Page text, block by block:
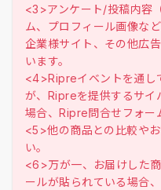
<3>アンケート/投稿内容
ム、プロフィール画像な
企業様サイト、その他広
います。
<4>Ripreイベントを通し
が、Ripreを提供するサイ
場合、Ripre問合せフォー
<5>他の商品との比較や
い。
<6>万が一、お届けした
ールが貼られている場合